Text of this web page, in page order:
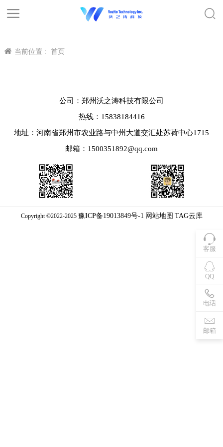
当前位置 : 首页
客服
QQ
电话
邮箱
公司：郑州沃之涛科技有限公司
热线：15838184416
地址：河南省郑州市农业路与中州大道交汇处苏荷中心1715
邮箱：1500351892@qq.com
Copyright ©2022-2025 豫ICP备19013849号-1 网站地图 TAG云库